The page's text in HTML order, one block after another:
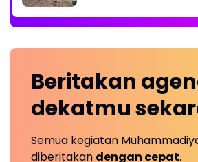
Beritakan
dekatmu
Semua kegiatan
diberitakan dengan cepat.